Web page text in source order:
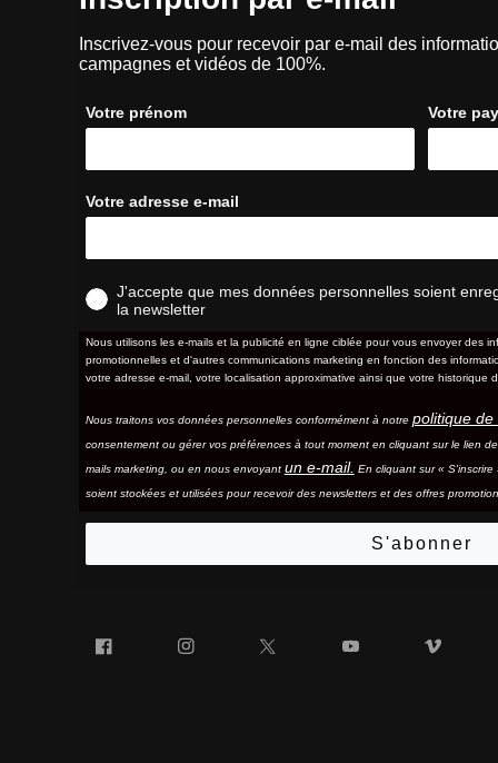
Inscrivez-vous pour recevoir par e-mail des
campagnes et vidéos de 100%.
Votre prénom Votre
Votre adresse e-mail
J'accepte que mes données personnelles soient
la newsletter
Nous utilisons les e-mails et la publicité en ligne ciblée pour vous envoyer des
promotionnelles et d'autres communications marketing en fonction des
votre adresse e-mail, votre localisation approximative ainsi que votre historique
Nous traitons vos données personnelles conformément à notre politique de
consentement ou gérer vos préférences à tout moment en cliquant sur le lien
mails marketing, ou en nous envoyant un e-mail. En cliquant sur «
soient stockées et utilisées pour recevoir des newsletters et des offres
S'abonner
Facebook Instagram YouTube